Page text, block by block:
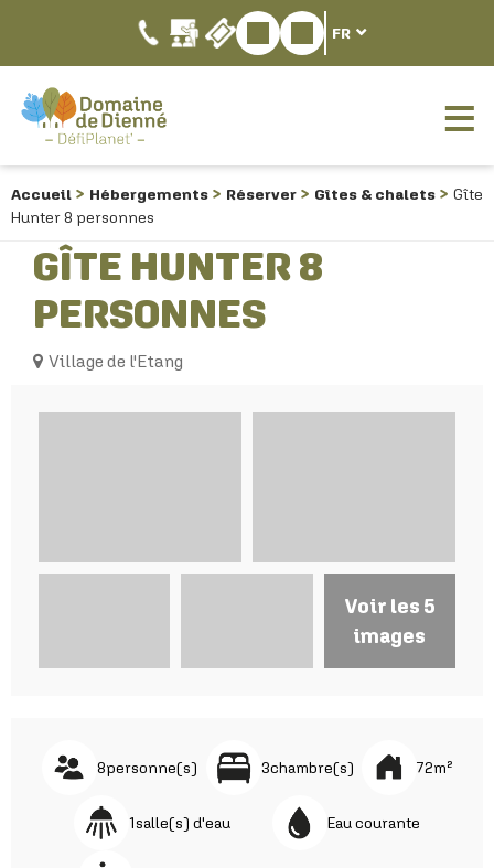
FR
Accueil Hébergements Réserver Gîtes & chalets
Gîte
Hunter 8 personnes
GÎTE HUNTER 8
PERSONNES
Village de l'Etang
Voir les 5
images
8personne(s) 3chambre(s) 72m²
1salle(s) d'eau Eau courante